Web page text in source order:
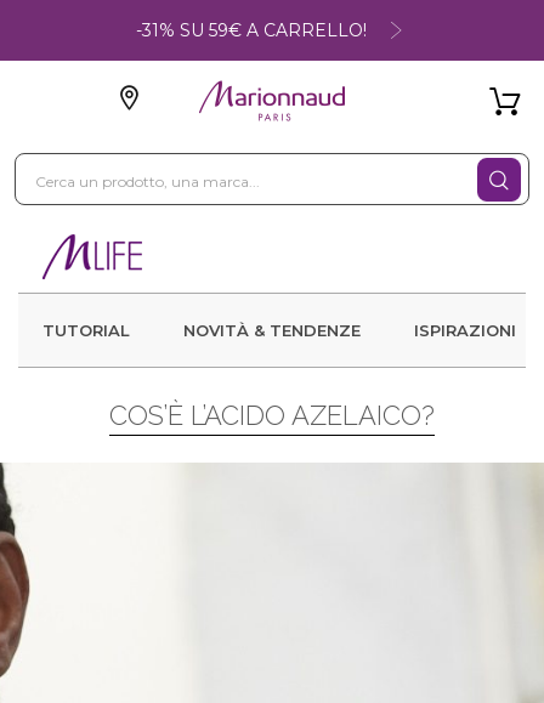
-31% SU 59€ A CARRELLO!
TUTORIAL NOVITÀ & TENDENZE ISPIRAZIONI
COS’È L’ACIDO AZELAICO?